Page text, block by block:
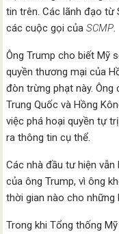
tin trên. Các lãnh đạo từ
các cuộc gọi củaSCMP.
Ông Trump cho biết Mỹ
quyền thương mại của
đòn trừng phạt này.
Trung Quốc và Hồng
việc phá hoại quyền tự
ra thông tin cụ thể.
Các nhà đầu tư hiện
của ông Trump, vì ông
thời gian nào cho những
Trong khi Tổng thống